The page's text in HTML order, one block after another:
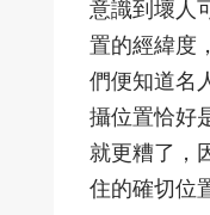
意識到壞人
置的經緯度
們便知道名
攝位置恰好
就更糟了，
住的確切位